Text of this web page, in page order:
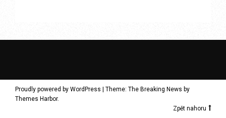
Proudly powered by WordPress
Theme: The Breaking News by
Themes Harbor.
Zpět nahoru